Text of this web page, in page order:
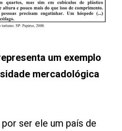
um exemplo
mercadológica
ser ele um país de